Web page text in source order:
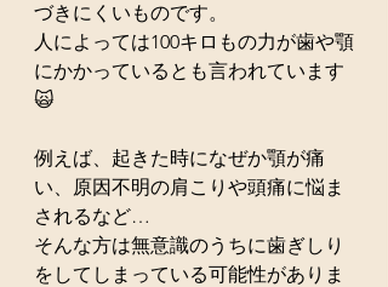
づきにくいものです。
人によっては100キロもの力が歯や顎
にかかっているとも言われています
🙀
例えば、起きた時になぜか顎が痛
い、原因不明の肩こりや頭痛に悩ま
されるなど…
そんな方は無意識のうちに歯ぎしり
をしてしまっている可能性がありま